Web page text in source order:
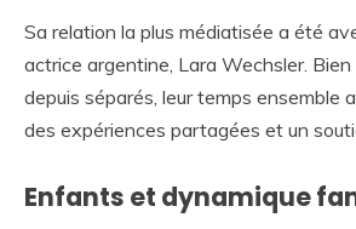
Sa relation la plus médiatisée a été
actrice argentine, Lara Wechsler. Bien
depuis séparés, leur temps ensemble
des expériences partagées et un
Enfants et dynamique